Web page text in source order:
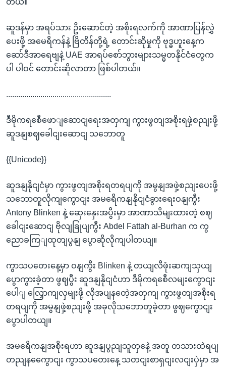
ဆူဒန်မှာ အရပ်သား ဦးဆောင်တဲ့ အစိုးရလက်ကို အာဏာပြန်လွှဲ
ပေးဖို့ အမေရိကန်နဲ့ ဗြိတိန်တို့ရဲ့ တောင်းဆိုမှုကို ဗုဒ္ဓဟူးနေ့က
ဆော်ဒီအာရေဗျနဲ့ UAE အာရပ်စော်ဘွားများသမ္မတနိုင်ငံတွေက
ပါ ပါဝင် တောင်းဆိုလာတာ ဖြစ်ပါတယ်။
....................................................
ဒီမိုကရစေီဖောျဆောငျရေးအတှကျ ကွားဖွတျအစိုးရဖှဲ့စညျးဖို့
ဆူဒနျစဈခေါငျးဆောငျ သဘောတူ
{{Unicode}}
ဆူဒနျနိုငျငံမှာ ကွားဖွတျအစိုးရတရပျကို အမွနျအဖှဲ့စညျးပေးဖို့
သဘောတူလိုကျကွောငျး အမရေိကနျနိုငျငံခွားရေးဝနျကွီး
Antony Blinken နဲ့ ဆှေးနှေးအပွီးမှာ အာဏာသိမျးထားတဲ့ စဈ
ခေါငျးဆောငျ ဗိုလျခြုပျကွီး Abdel Fattah al-Burhan က ကွ
ညောခကြျထုတျပွနျ ပွောဆိုလိုကျပါတယျ။
ကွာသပတေးနေ့မှာ ဝနျကွီး Blinken နဲ့ တယျလီဖုံးဆကျသှယျ
ပွောကွားခဲ့တာ ဖွဈပွီး ဆူဒနျနိုငျငံဟာ ဒီမိုကရစေီလမျးကွောငျး
ပေါျ လြှောကျလှမျးဖို့ လိုအပျနတေဲ့အတှကျ ကွားဖွတျအစိုးရ
တရပျကို အမွနျဖှဲ့စညျးဖို့ အခုလိုသဘောတူခဲ့တာ ဖွဈကွောငျး
ပွောပါတယျ။
အမရေိကနျအစိုးရဟာ ဆူဒနျပွညျသူတှနေဲ့ အတူ တသားထဲရပျ
တညျနကွေောငျး ကွာသပတေးနေ့ သတငျးစာရှငျးလငျးပှဲမှာ အ